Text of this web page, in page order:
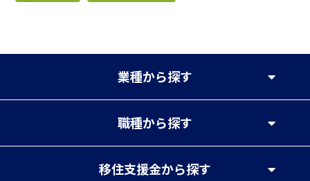
業種から探す
職種から探す
移住支援金から探す